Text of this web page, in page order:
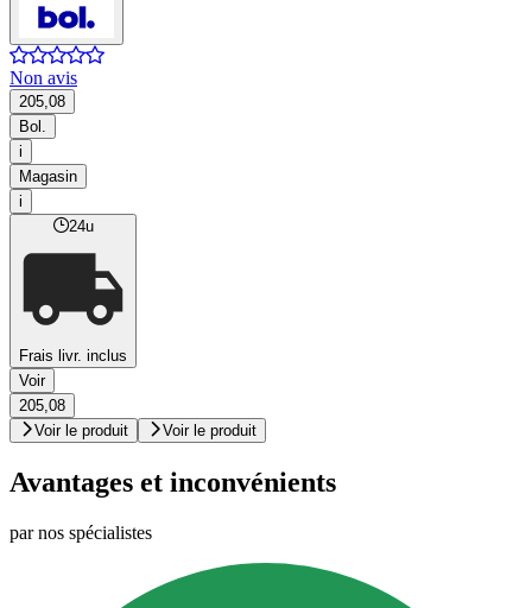
Non avis
205,08
Bol.
i
Magasin
i
24u
Frais livr. inclus
Voir
205,08
Voir le produit
Voir le produit
Avantages et inconvénients
par nos spécialistes